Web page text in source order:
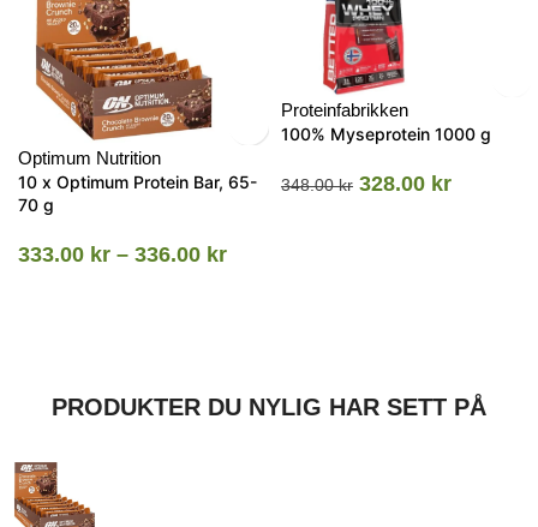
Optimum Nutrition
10 x Optimum Protein Bar, 65-
70 g
333.00 kr – 336.00 kr
Proteinfabrikken
100% Myseprotein 1000 g
348.00kr 328.00 kr
PRODUKTER DU NYLIG HAR SETT PÅ